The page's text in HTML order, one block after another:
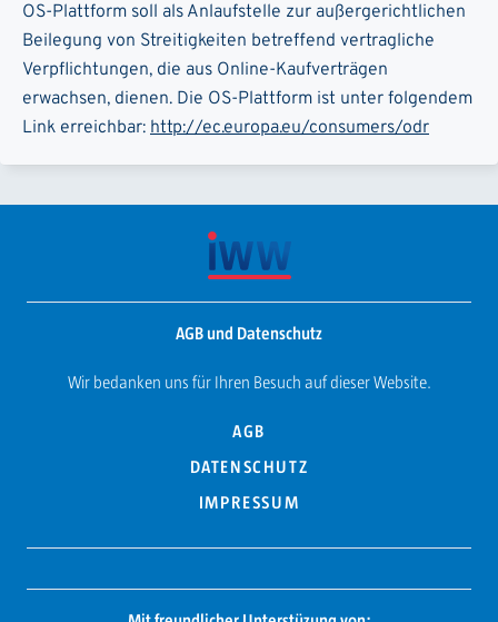
OS-Plattform soll als Anlaufstelle zur außergerichtlichen
Beilegung von Streitigkeiten betreffend vertragliche
Verpflichtungen, die aus Online-Kaufverträgen
erwachsen, dienen. Die OS-Plattform ist unter folgendem
Link erreichbar: http://ec.europa.eu/consumers/odr
AGB und Datenschutz
Wir bedanken uns für Ihren Besuch auf dieser Website.
AGB
DATENSCHUTZ
IMPRESSUM